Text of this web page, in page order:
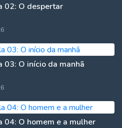
02: O despertar
03: O início da manhã
04: O homem e a mulher